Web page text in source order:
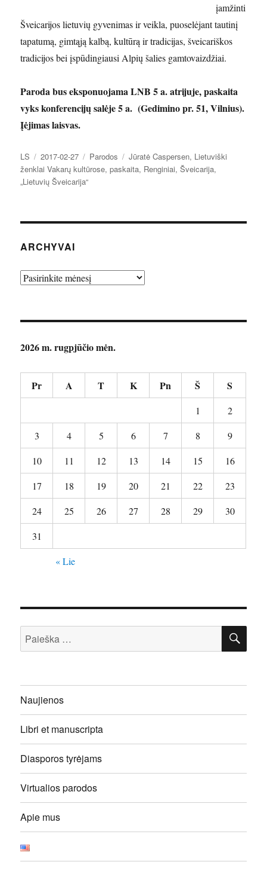
įamžinti
Šveicarijos lietuvių gyvenimas ir veikla, puoselėjant tautinį
tapatumą, gimtąją kalbą, kultūrą ir tradicijas, šveicariškos
tradicijos bei įspūdingiausi Alpių šalies gamtovaizdžiai.
Paroda bus eksponuojama LNB 5 a. atrijuje, paskaita
vyks konferencijų salėje 5 a. (Gedimino pr. 51, Vilnius).
Įėjimas laisvas.
Autorius
LS Paskelbta
2017-02-27 Kategorijos
Parodos Žymos
Jūratė Caspersen, Lietuviški
ženklai Vakarų kultūrose,paskaita, Renginiai,Šveicarija,
„Lietuvių Šveicarija“
ARCHYVAI
Archyvai
2026 m. rugpjūčio mėn.
Pr A T K Pn Š S
1
2
3
4 5 6 7 8
9
10
11 12 13 14 15
16
17
18 19 20 21 22
23
24
25 26 27 28 29
30
31
« Lie
Ieškoti:
Naujienos
Libri et manuscripta
Diasporos tyrėjams
Virtualios parodos
Apie mus